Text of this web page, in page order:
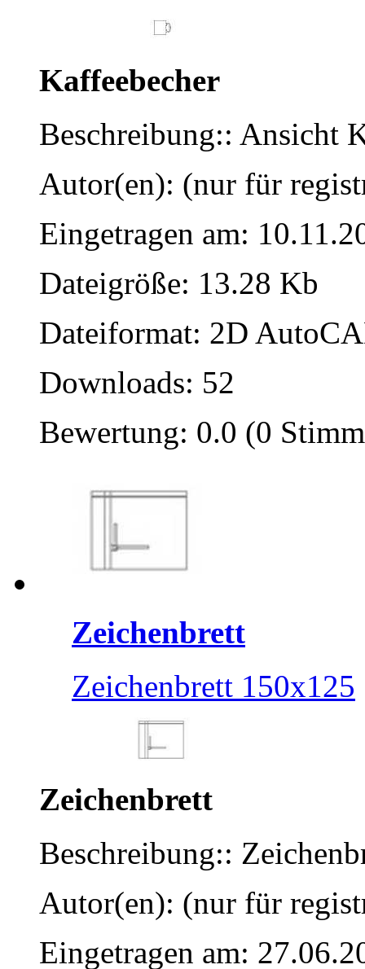
Kaffeebecher
Beschreibung:: Ansicht
Autor(en): (nur für
Eingetragen am:
Dateigröße: 13.28 Kb
Dateiformat: 2D
Downloads: 52
Bewertung: 0.0 (0
Zeichenbrett
Zeichenbrett 150x125
Zeichenbrett
Beschreibung::
Autor(en): (nur für
Eingetragen am: